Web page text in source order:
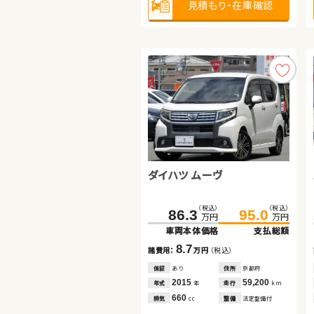
見積もり・在庫確認
ダイハツ ムーヴ
86.3 （税込）
万円
車両本体価格
95.0 （税込）
万円
支払総額
諸費用： 8.7万円 （税込）
保証 あり 住所
京都府
年式
2015年 走行 59,200 km
排気
660cc 整備 法定整備付
見積もり・在庫確認
トヨタ アクア
125.0 万円
車両本体価格
136.1
支払総額
諸費用：11.1 （税込）
保証 あり 住所 岡山県
見積もり・在庫確認
トヨタ プリウス
97.6 （税込）
万円
車両本体価格
110.7 （税込）
万円
支払総額
諸費用： 13.1万円（税込）
保証 あり 住所
神奈川県
年式
2013年 走行 17,900 km
排気
1,800 整備 なし